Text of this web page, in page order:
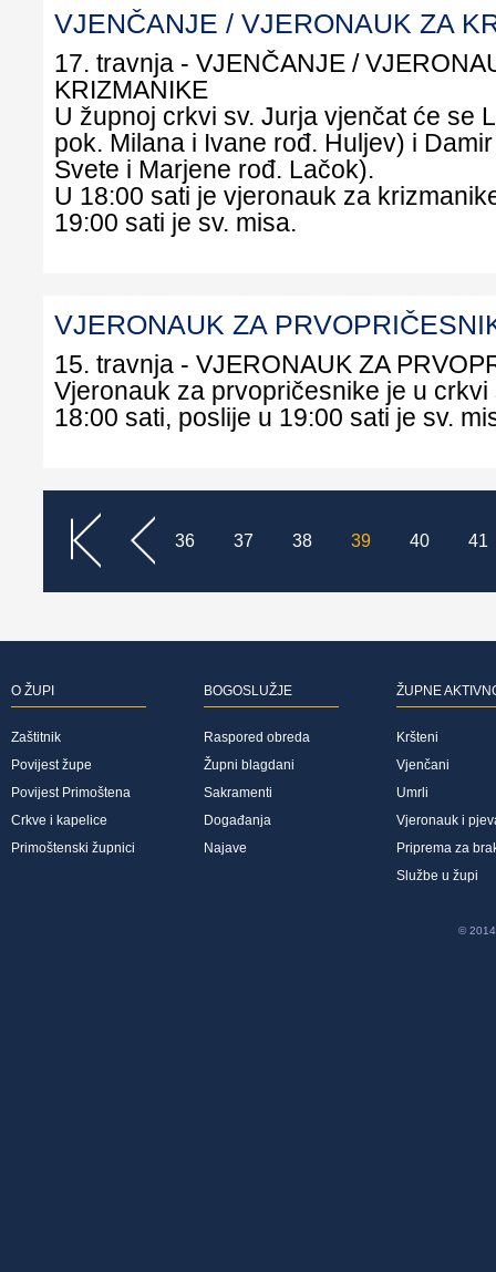
VJENČANJE / VJERONAUK ZA
17. travnja - VJENČANJE /
KRIZMANIKE
U župnoj crkvi sv. Jurja vjenčat će se
pok. Milana i Ivane rođ. Huljev) i
Svete i Marjene rođ. Lačok).
U 18:00 sati je vjeronauk za
19:00 sati je sv. misa.
VJERONAUK ZA
15. travnja - VJERONAUK ZA
Vjeronauk za prvopričesnike je u crkvi
18:00 sati, poslije u 19:00 sati je sv.
36 37 38 39 40 41
O ŽUPI
Zaštitnik
Povijest župe
Povijest Primoštena
Crkve i kapelice
Primoštenski župnici
BOGOSLUŽJE
Raspored obreda
Župni blagdani
Sakramenti
Događanja
Najave
ŽUPNE
Kršteni
Vjenčani
Umrli
Vjeronauk i
Priprema za
Službe u župi
© 2014